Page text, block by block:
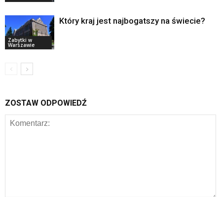
Zabytki w
Warszawie
Który kraj jest najbogatszy na świecie?
ZOSTAW ODPOWIEDŹ